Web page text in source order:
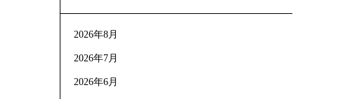
2026年8月
2026年7月
2026年6月